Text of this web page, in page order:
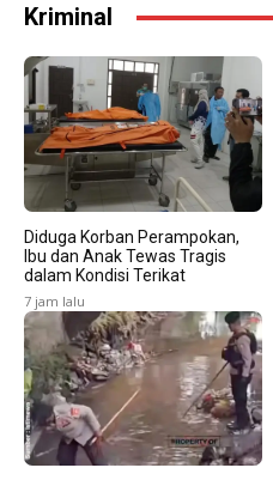
Kriminal
Diduga Korban Perampokan,
Ibu dan Anak Tewas Tragis
dalam Kondisi Terikat
7 jam lalu